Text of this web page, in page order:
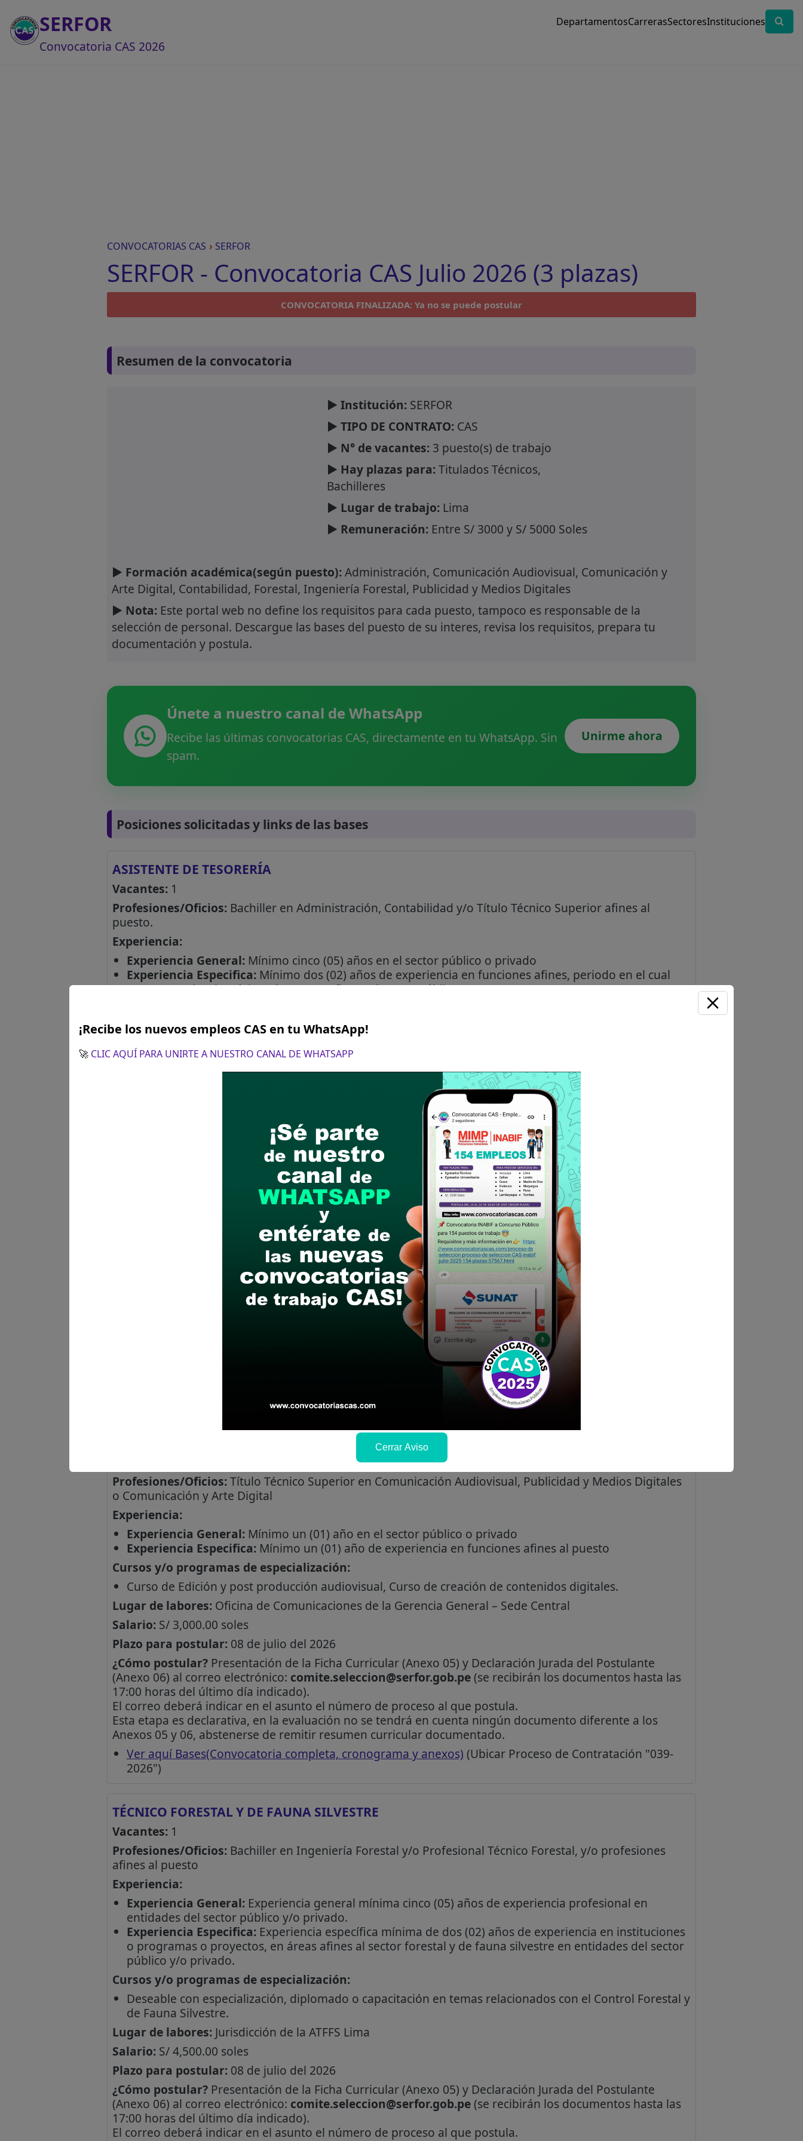
SERFOR
Convocatoria CAS 2026
DepartamentosCarrerasSectoresInstituciones
CONVOCATORIAS CAS › SERFOR
SERFOR - Convocatoria CAS Julio 2026 (3 plazas)
CONVOCATORIA FINALIZADA: Ya no se puede postular
Resumen de la convocatoria
► Institución:SERFOR
► TIPO DE CONTRATO:CAS
► N° de vacantes:3 puesto(s) de trabajo
► Hay plazas para:Titulados Técnicos,
Bachilleres
► Lugar de trabajo:Lima
► Remuneración:Entre S/ 3000 y S/ 5000 Soles
► Formación académica(según puesto):Administración, Comunicación Audiovisual, Comunicación y
Arte Digital, Contabilidad, Forestal, Ingeniería Forestal, Publicidad y Medios Digitales
► Nota:Este portal web no define los requisitos para cada puesto, tampoco es responsable de la
selección de personal. Descargue las bases del puesto de su interes, revisa los requisitos, prepara tu
documentación y postula.
Únete a nuestro canal de WhatsApp
Recibe las últimas convocatorias CAS, directamente en tu WhatsApp. Sin
spam.
Unirme ahora
Posiciones solicitadas y links de las bases
ASISTENTE DE TESORERÍA
Vacantes:1
Profesiones/Oficios:Bachiller en Administración, Contabilidad y/o Título Técnico Superior afines al
puesto.
Experiencia:
Experiencia General:Mínimo cinco (05) años en el sector público o privado
Experiencia Especifica:Mínimo dos (02) años de experiencia en funciones afines, periodo en el cual
tenga experiencia mínima de un (01) año en el sector público.
Diplomado en Gestión Pública
Curso en Sistema Nacional de Tesorería
Curso o Taller en Sistema Integrado de Administración Financiera - SIAF
Oficina de Tesorería de la Oficina General de Administración - Sede Central
Presentación de la Ficha Curricular (Anexo 05) y Declaración Jurada del Postulante
(Anexo 06) al correo electrónico:
comite.seleccion@serfor.gob.pe(se recibirán los documentos hasta las
17:00 horas del último día indicado).
El correo deberá indicar en el asunto el número de proceso al que postula.
Esta etapa es declarativa, en la evaluación no se tendrá en cuenta ningún documento diferente a los
Anexos 05 y 06, abstenerse de remitir resumen curricular documentado.
Ver aquí Bases(Convocatoria completa, cronograma y anexos)(Ubicar Proceso de Contratación "038-
ASISTENTE EN COMUNICACIÓN AUDIOVISUAL
Profesiones/Oficios:Título Técnico Superior en Comunicación Audiovisual, Publicidad y Medios Digitales
o Comunicación y Arte Digital
Experiencia:
Experiencia General:Mínimo un (01) año en el sector público o privado
Experiencia Especifica:Mínimo un (01) año de experiencia en funciones afines al puesto
Cursos y/o programas de especialización:
Curso de Edición y post producción audiovisual, Curso de creación de contenidos digitales.
Lugar de labores:Oficina de Comunicaciones de la Gerencia General – Sede Central
Salario:S/ 3,000.00 soles
Plazo para postular:08 de julio del 2026
¿Cómo postular?Presentación de la Ficha Curricular (Anexo 05) y Declaración Jurada del Postulante
(Anexo 06) al correo electrónico: comite.seleccion@serfor.gob.pe(se recibirán los documentos hasta las
17:00 horas del último día indicado).
El correo deberá indicar en el asunto el número de proceso al que postula.
Esta etapa es declarativa, en la evaluación no se tendrá en cuenta ningún documento diferente a los
Anexos 05 y 06, abstenerse de remitir resumen curricular documentado.
Ver aquí Bases(Convocatoria completa, cronograma y anexos) (Ubicar Proceso de Contratación "039-
2026")
TÉCNICO FORESTAL Y DE FAUNA SILVESTRE
Vacantes:1
Profesiones/Oficios:Bachiller en Ingeniería Forestal y/o Profesional Técnico Forestal, y/o profesiones
afines al puesto
Experiencia:
Experiencia General:Experiencia general mínima cinco (05) años de experiencia profesional en
entidades del sector público y/o privado.
Experiencia Especifica:Experiencia específica mínima de dos (02) años de experiencia en instituciones
o programas o proyectos, en áreas afines al sector forestal y de fauna silvestre en entidades del sector
público y/o privado.
Cursos y/o programas de especialización:
Deseable con especialización, diplomado o capacitación en temas relacionados con el Control Forestal y
de Fauna Silvestre.
Lugar de labores:Jurisdicción de la ATFFS Lima
Salario:S/ 4,500.00 soles
Plazo para postular:08 de julio del 2026
¿Cómo postular?Presentación de la Ficha Curricular (Anexo 05) y Declaración Jurada del Postulante
(Anexo 06) al correo electrónico: comite.seleccion@serfor.gob.pe(se recibirán los documentos hasta las
17:00 horas del último día indicado).
El correo deberá indicar en el asunto el número de proceso al que postula.
¡Recibe los nuevos empleos CAS en tu WhatsApp!
🚀 CLIC AQUÍ PARA UNIRTE A NUESTRO CANAL DE WHATSAPP
Cerrar Aviso